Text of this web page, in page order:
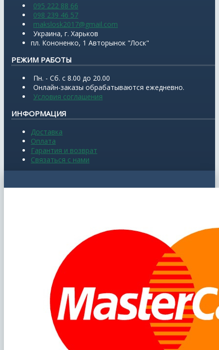
095 222 88 66
098 239 46 57
makslosk2017@gmail.com
Украина, г. Харьков
пл. Кононенко, 1 Авторынок "Лоск"
РЕЖИМ РАБОТЫ
Пн. - Сб. с 8.00 до 20.00
Онлайн-заказы обрабатываются ежедневно.
Условия соглашения
ИНФОРМАЦИЯ
Доставка
Оплата
Гарантия и возврат
Связаться с нами